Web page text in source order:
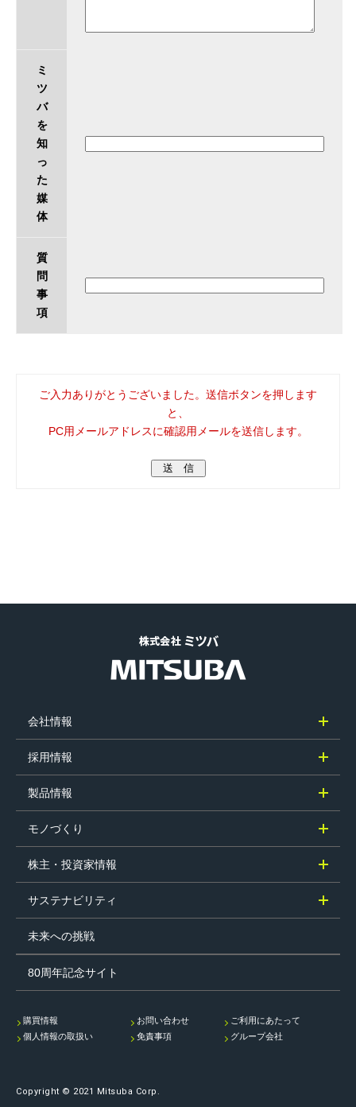
ミ
ツ
バ
を
知
っ
た
媒
体
質
問
事
項
ご入力ありがとうございました。送信ボタンを押します
と、
PC用メールアドレスに確認用メールを送信します。
会社情報
採用情報
製品情報
モノづくり
株主・投資家情報
サステナビリティ
未来への挑戦
80周年記念サイト
購買情報 お問い合わせ
ご利用にあたって
個人情報の取扱い
免責事項 グループ会社
Copyright © 2021 Mitsuba Corp.